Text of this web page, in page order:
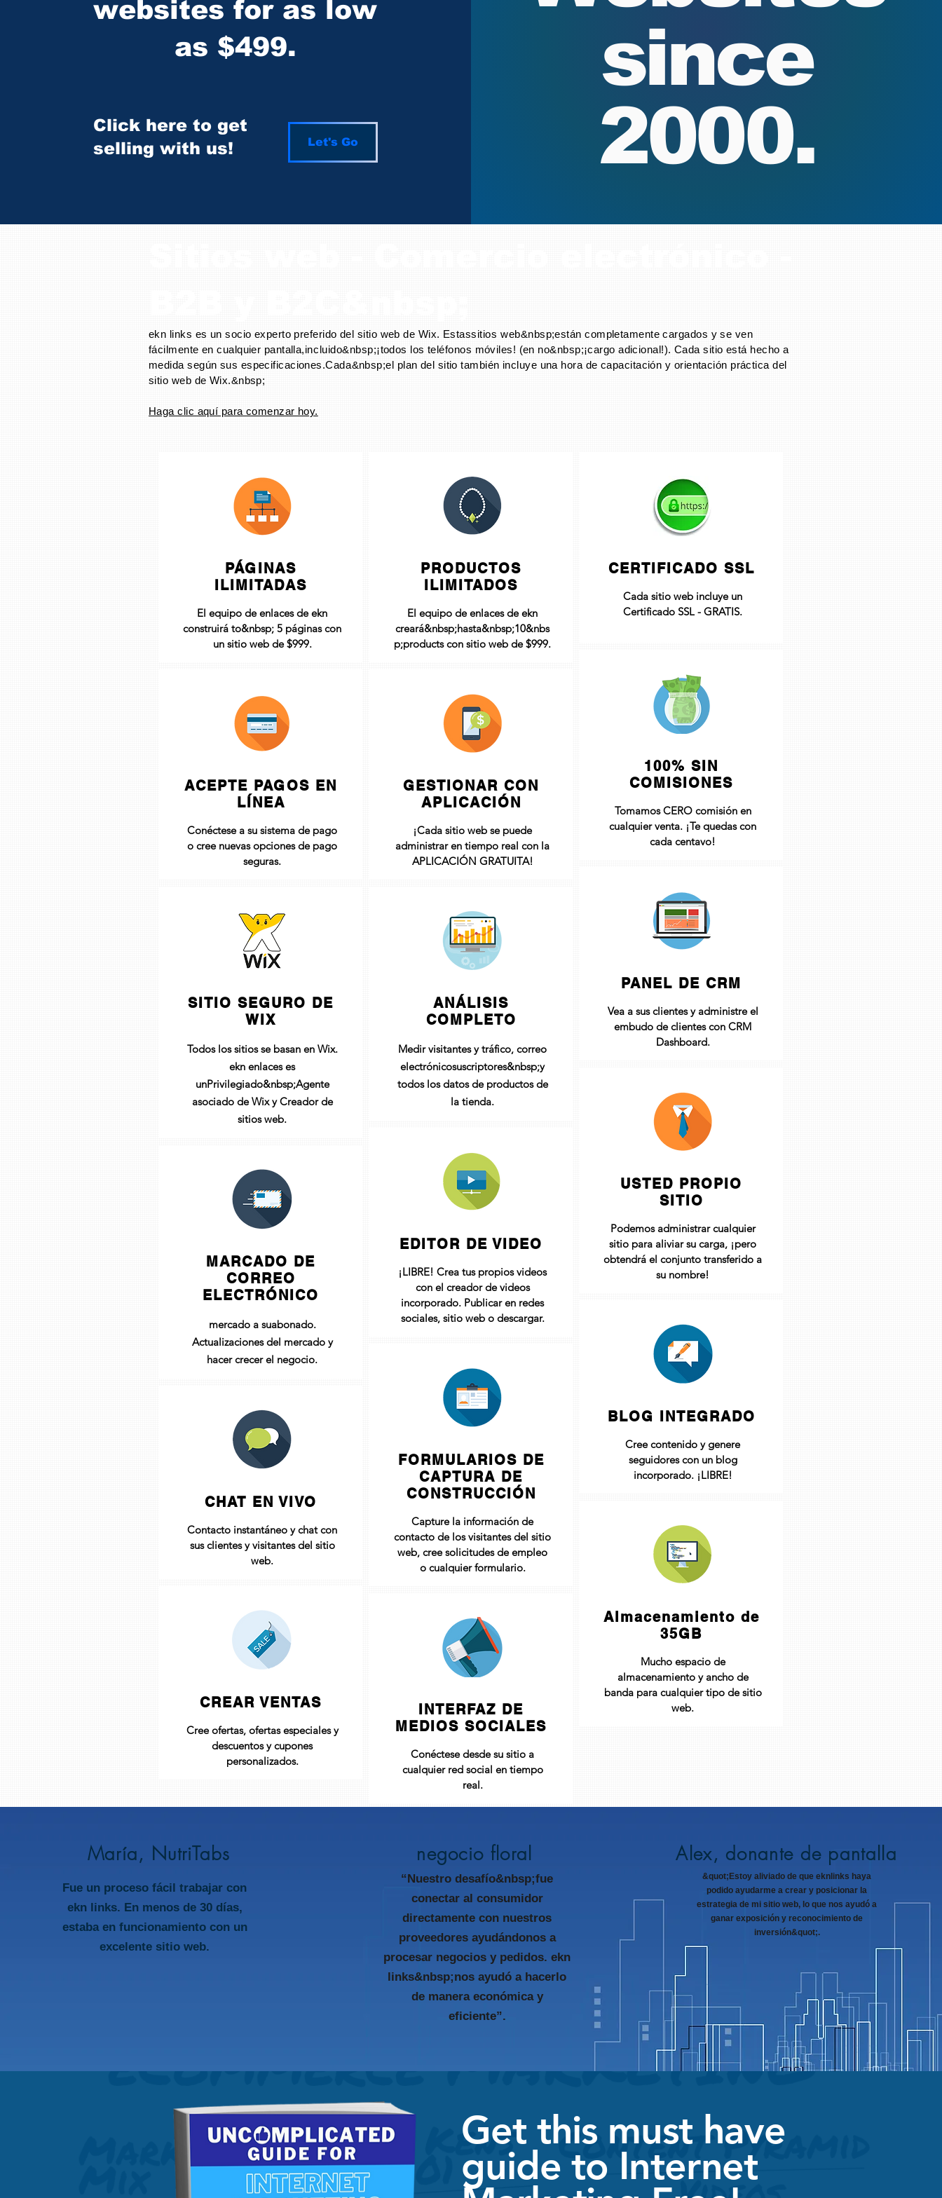
websites for as low
as $499.
Click here to get
selling with us!
Let's Go
since
2000.
ekn links es un socio experto preferido del sitio web de Wix. Estassitios web&nbsp;están completamente cargados y se ven
fácilmente en cualquier pantalla,incluido&nbsp;¡todos los teléfonos móviles! (en no&nbsp;¡cargo adicional!). Cada sitio está hecho a
medida según sus especificaciones.Cada&nbsp;el plan del sitio también incluye una hora de capacitación y orientación práctica del
sitio web de Wix.&nbsp;
Haga clic aquí para comenzar hoy.
PÁGINAS
ILIMITADAS
El equipo de enlaces de ekn
construirá to&nbsp; 5 páginas con
un sitio web de $999.
ACEPTE PAGOS EN
LÍNEA
Conéctese a su sistema de pago
o cree nuevas opciones de pago
seguras.
SITIO SEGURO DE
WIX
Todos los sitios se basan en Wix.
ekn enlaces es
unPrivilegiado&nbsp;Agente
asociado de Wix y Creador de
sitios web.
MARCADO DE
CORREO
ELECTRÓNICO
mercado a suabonado.
Actualizaciones del mercado y
hacer crecer el negocio.
CHAT EN VIVO
Contacto instantáneo y chat con
sus clientes y visitantes del sitio
web.
CREAR VENTAS
Cree ofertas, ofertas especiales y
descuentos y cupones
personalizados.
PRODUCTOS
ILIMITADOS
El equipo de enlaces de ekn
creará&nbsp;hasta&nbsp;10&nbs
p;products con sitio web de $999.
GESTIONAR CON
APLICACIÓN
¡Cada sitio web se puede
administrar en tiempo real con la
APLICACIÓN GRATUITA!
ANÁLISIS
COMPLETO
Medir visitantes y tráfico, correo
electrónicosuscriptores&nbsp;y
todos los datos de productos de
la tienda.
EDITOR DE VIDEO
¡LIBRE! Crea tus propios videos
con el creador de videos
incorporado. Publicar en redes
sociales, sitio web o descargar.
FORMULARIOS DE
CAPTURA DE
CONSTRUCCIÓN
Capture la información de
contacto de los visitantes del sitio
web, cree solicitudes de empleo
o cualquier formulario.
INTERFAZ DE
MEDIOS SOCIALES
Conéctese desde su sitio a
cualquier red social en tiempo
real.
CERTIFICADO SSL
Cada sitio web incluye un
Certificado SSL - GRATIS.
100% SIN
COMISIONES
Tomamos CERO comisión en
cualquier venta. ¡Te quedas con
cada centavo!
PANEL DE CRM
Vea a sus clientes y administre el
embudo de clientes con CRM
Dashboard.
USTED PROPIO
SITIO
Podemos administrar cualquier
sitio para aliviar su carga, ¡pero
obtendrá el conjunto transferido a
su nombre!
BLOG INTEGRADO
Cree contenido y genere
seguidores con un blog
incorporado. ¡LIBRE!
Almacenamiento de
35GB
Mucho espacio de
almacenamiento y ancho de
banda para cualquier tipo de sitio
web.
Fue un proceso fácil trabajar con
ekn links. En menos de 30 días,
estaba en funcionamiento con un
excelente sitio web.
María, NutriTabs
“Nuestro desafío&nbsp;fue
conectar al consumidor
directamente con nuestros
proveedores ayudándonos a
procesar negocios y pedidos. ekn
links&nbsp;nos ayudó a hacerlo
de manera económica y
eficiente”.
negocio floral Alex, donante de pantalla
&quot;Estoy aliviado de que eknlinks haya
podido ayudarme a crear y posicionar la
estrategia de mi sitio web, lo que nos ayudó a
ganar exposición y reconocimiento de
inversión&quot;.
Get this must have
guide to Internet